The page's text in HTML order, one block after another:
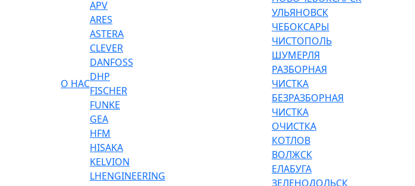
О НАС
APV
ARES
ASTERA
CLEVER
DANFOSS
DHP
FISCHER
FUNKE
GEA
HFM
HISAKA
KELVION
LHENGINEERING
УЛЬЯНОВСК
ЧЕБОКСАРЫ
ЧИСТОПОЛЬ
ШУМЕРЛЯ
РАЗБОРНАЯ
ЧИСТКА
БЕЗРАЗБОРНАЯ
ЧИСТКА
ОЧИСТКА
КОТЛОВ
ВОЛЖСК
ЕЛАБУГА
ЗЕЛЕНОДОЛЬСК